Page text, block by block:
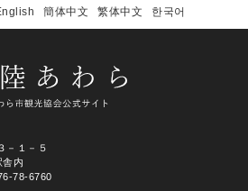
簡体中文 繁体中文 한국어
－１－５
舎内
78-6760